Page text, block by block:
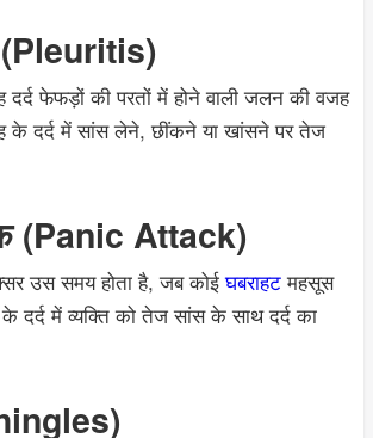
(Pleuritis)
दर्द फेफड़ों की परतों में होने वाली जलन की वजह
के दर्द में सांस लेने, छींकने या खांसने पर तेज
(Panic Attack)
उस समय होता है, जब कोईघबराहटमहसूस
दर्द में व्यक्ति को तेज सांस के साथ दर्द का